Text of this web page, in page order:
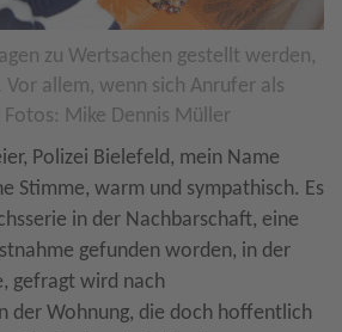
zu Wertsachen gestellt werden,
allem, wenn sich Anrufer als
Fotos: Mike Dennis Müller
Polizei Bielefeld, mein Name
Stimme, warm und sympathisch. Es
in der Nachbarschaft, eine
gefunden worden, in der
gefragt wird nach
der Wohnung, die doch hoffentlich